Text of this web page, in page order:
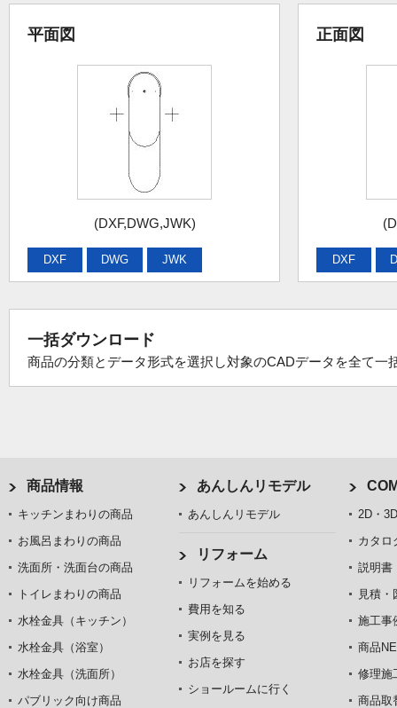
平面図
(DXF,DWG,JWK)
DXF DWG JWK
正面図
DXF
一括ダウンロード
商品の分類とデータ形式を選択し対象のCADデータを全て一
商品情報
キッチンまわりの商品
お風呂まわりの商品
洗面所・洗面台の商品
トイレまわりの商品
水栓金具（キッチン）
水栓金具（浴室）
水栓金具（洗面所）
パブリック向け商品
あんしんリモデル
あんしんリモデル
リフォーム
リフォームを始める
費用を知る
実例を見る
お店を探す
ショールームに行く
2D・
カタロ
説明書
見積・
施工事
商品
修理施
商品取